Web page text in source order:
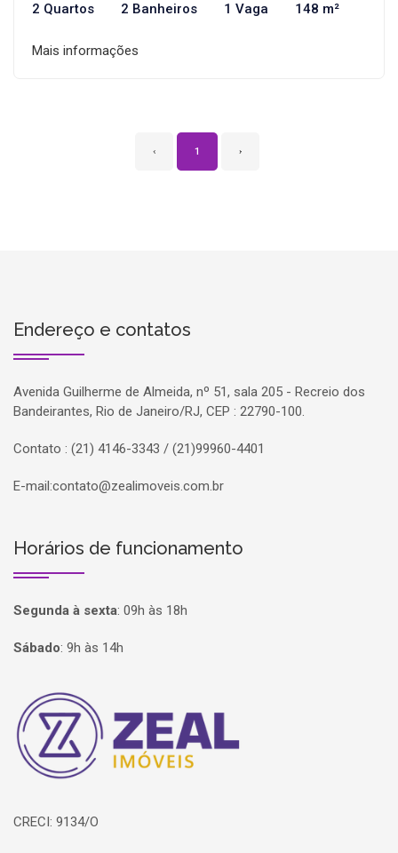
2 Quartos 2 Banheiros 1 Vaga 148 m²
Mais informações
‹ 1 ›
Endereço e contatos
Avenida Guilherme de Almeida, nº 51, sala 205 - Recreio dos
Bandeirantes, Rio de Janeiro/RJ, CEP : 22790-100.
Contato : (21) 4146-3343 / (21)99960-4401
E-mail:contato@zealimoveis.com.br
Horários de funcionamento
Segunda à sexta: 09h às 18h
Sábado: 9h às 14h
Página inicial
CRECI: 9134/O